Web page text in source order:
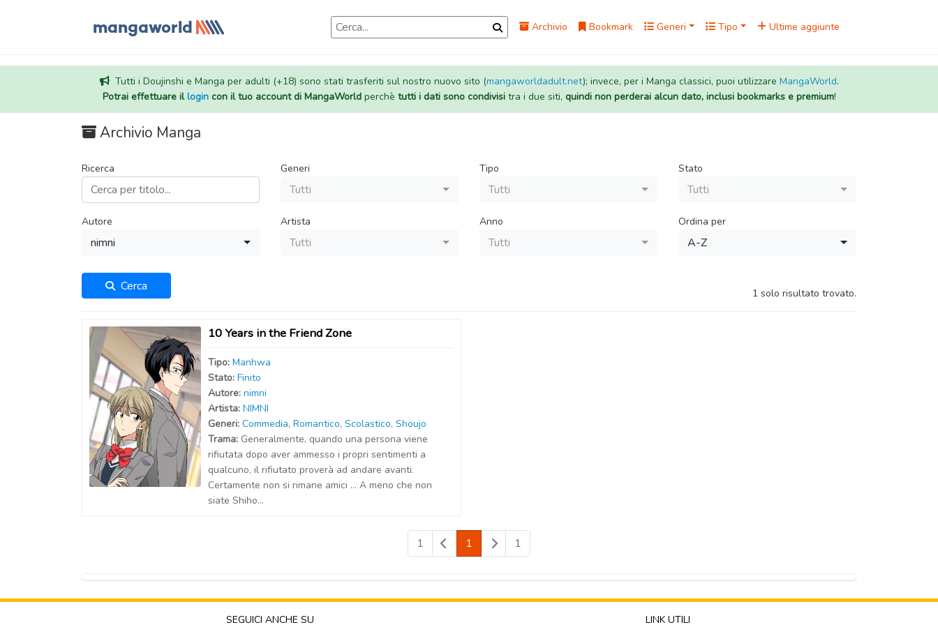
Archivio Bookmark Generi Tipo Ultime aggiunte
Tutti i Doujinshi e Manga per adulti (+18) sono stati trasferiti sul nostro nuovo sito (mangaworldadult.net); invece, per i Manga classici, puoi utilizzare MangaWorld.
Potrai effettuare illogincon il tuo account di MangaWorldperchè tutti i dati sono condivisitra i due siti, quindi non perderai alcun dato, inclusi bookmarks e premium!
Archivio Manga
Ricerca Generi
Tutti
Tipo
Tutti
Stato
Tutti
Autore
nimni
Artista
Tutti
Anno
Tutti
Ordina per
A-Z
Cerca 1 solo risultato trovato.
10 Years in the Friend Zone
Tipo: Manhwa
Stato: Finito
Autore: nimni
Artista: NIMNI
Generi: Commedia, Romantico, Scolastico, Shoujo
Trama: Generalmente, quando una persona viene
rifiutata dopo aver ammesso i propri sentimenti a
qualcuno, il rifiutato proverà ad andare avanti.
Certamente non si rimane amici … A meno che non
siate Shiho...
1 1 1
SEGUICI ANCHE SU LINK UTILI